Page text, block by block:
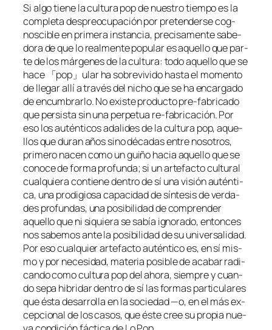
Si al­go tie­ne la cul­tu­ra pop de nues­tro tiem­po es la
com­ple­ta des­preo­cu­pa­ción por pre­ten­der­se cog­
nos­ci­ble en pri­me­ra ins­tan­cia, pre­ci­sa­men­te sa­be­
do­ra de que lo real­men­te po­pu­lar es aque­llo que par­
te de los már­ge­nes de la cul­tu­ra: to­do aque­llo que se
ha­ce 「pop」ular ha so­bre­vi­vi­do has­ta el mo­men­to
de lle­gar allí a tra­vés del ni­cho que se ha en­car­ga­do
de en­cum­brar­lo. No exis­te pro­duc­to pre-fabricado
que per­sis­ta sin una per­pe­tua re-fabricación. Por
eso los au­tén­ti­cos ada­li­des de la cul­tu­ra pop, aque­
llos que du­ran años sino dé­ca­das en­tre no­so­tros,
pri­me­ro na­cen co­mo un gui­ño ha­cia aque­llo que se
co­no­ce de for­ma pro­fun­da; si un ar­te­fac­to cul­tu­ral
cual­quie­ra con­tie­ne den­tro de sí una vi­sión au­tén­ti­
ca, una pro­di­gio­sa ca­pa­ci­dad de sín­te­sis de ver­da­
des pro­fun­das, una po­si­bi­li­dad de com­pren­der
aque­llo que ni si­quie­ra se sa­bía ig­no­ra­do, en­ton­ces
nos sa­be­mos an­te la po­si­bi­li­dad de su uni­ver­sa­li­dad.
Por eso cual­quier ar­te­fac­to au­tén­ti­co es, en sí mis­
mo y por ne­ce­si­dad, ma­te­ria po­si­ble de aca­bar ra­di­
can­do co­mocul­tu­ra popdel aho­ra, siem­pre y cuan­
do se­pa hi­bri­dar den­tro de sí las for­mas par­ti­cu­la­res
que és­ta de­sa­rro­lla en la so­cie­dad —o, en el más ex­
cep­cio­nal de los ca­sos, que és­te cree su pro­pia nue­